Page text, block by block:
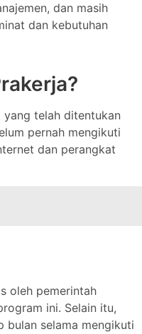
dan masih
dan kebutuhan
telah ditentukan
pernah mengikuti
dan perangkat
oleh pemerintah
ini. Selain itu,
bulan selama mengikuti